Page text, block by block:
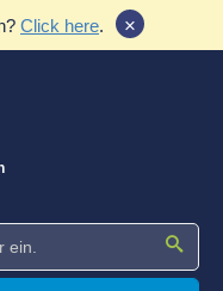
Click here. ×